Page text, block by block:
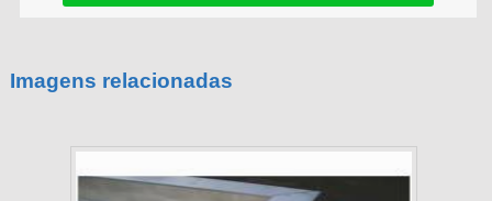
Imagens relacionadas